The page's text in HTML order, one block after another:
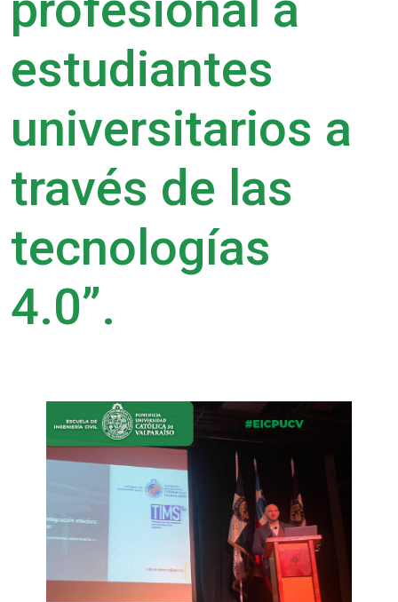
estudiantes
universitarios a
través de las
tecnologías
4.0”.